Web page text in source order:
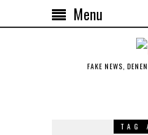
Menu
FAKE NEWS,
TAG